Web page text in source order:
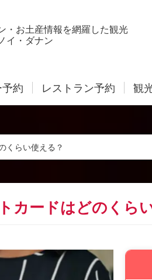
・お土産情報を網羅した観光
イ・ダナン
約 レストラン予約 観
くらい使える？
カードはどのくら